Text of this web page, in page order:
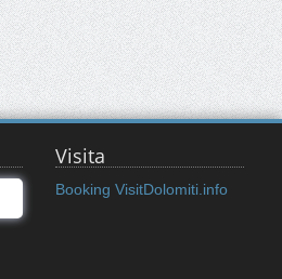
Visita
Booking VisitDolomiti.info